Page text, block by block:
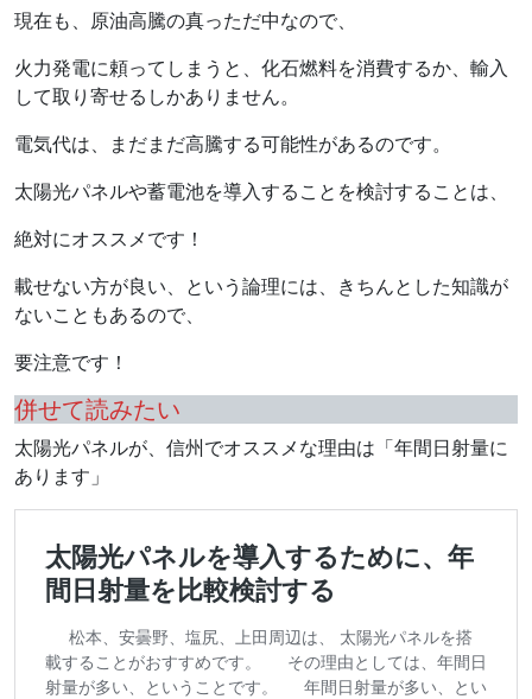
現在も、原油高騰の真っただ中なので、
火力発電に頼ってしまうと、化石燃料を消費するか、輸入
して取り寄せるしかありません。
電気代は、まだまだ高騰する可能性があるのです。
太陽光パネルや蓄電池を導入することを検討することは、
絶対にオススメです！
載せない方が良い、という論理には、きちんとした知識が
ないこともあるので、
要注意です！
併せて読みたい
太陽光パネルが、信州でオススメな理由は「年間日射量に
あります」